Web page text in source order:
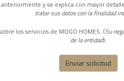
y se explica con mayor
tratar sus datos con la finalidad
los servicios de MOGO HOMES. (Su
de la entidad).
Enviar solicitud